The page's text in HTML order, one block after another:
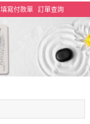
填寫付款單 訂單查詢